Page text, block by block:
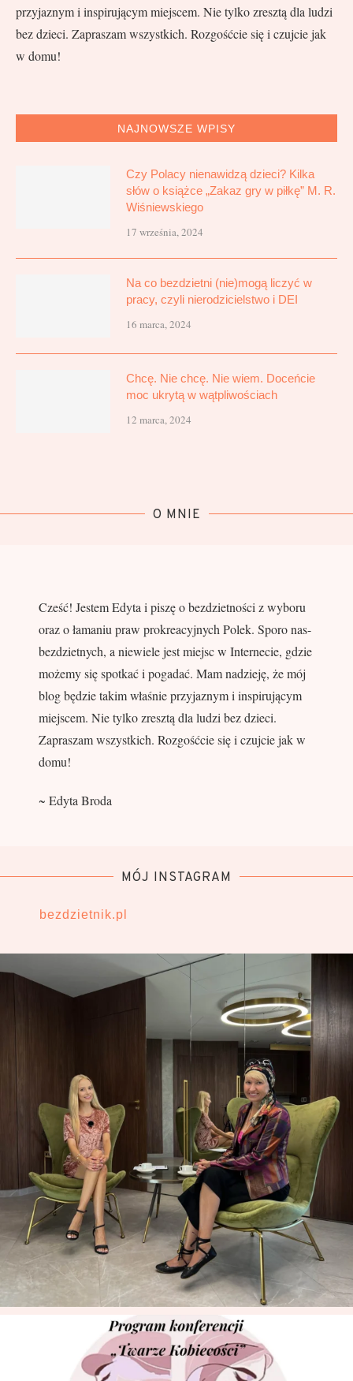
przyjaznym i inspirującym miejscem. Nie tylko zresztą dla ludzi
bez dzieci. Zapraszam wszystkich. Rozgośćcie się i czujcie jak
w domu!
NAJNOWSZE WPISY
Czy Polacy nienawidzą dzieci? Kilka
słów o książce „Zakaz gry w piłkę” M. R.
Wiśniewskiego
17 września, 2024
Na co bezdzietni (nie)mogą liczyć w
pracy, czyli nierodzicielstwo i DEI
16 marca, 2024
Chcę. Nie chcę. Nie wiem. Doceńcie
moc ukrytą w wątpliwościach
12 marca, 2024
O MNIE
Cześć! Jestem Edyta i piszę o bezdzietności z wyboru
oraz o łamaniu praw prokreacyjnych Polek. Sporo nas-
bezdzietnych, a niewiele jest miejsc w Internecie, gdzie
możemy się spotkać i pogadać. Mam nadzieję, że mój
blog będzie takim właśnie przyjaznym i inspirującym
miejscem. Nie tylko zresztą dla ludzi bez dzieci.
Zapraszam wszystkich. Rozgośćcie się i czujcie jak w
domu!
~ Edyta Broda
MÓJ INSTAGRAM
bezdzietnik.pl